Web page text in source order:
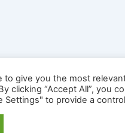
to give you the most
clicking “Accept All”, you
Settings" to provide a